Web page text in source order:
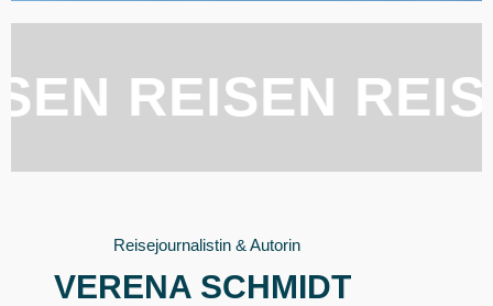
Reisejournalistin & Autorin
VERENA SCHMIDT